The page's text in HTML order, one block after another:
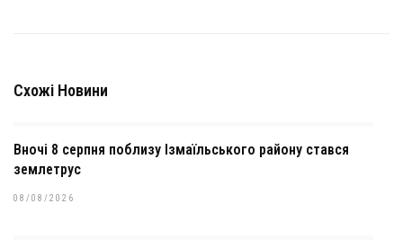
Схожі Новини
Вночі 8 серпня поблизу Ізмаїльського району стався
землетрус
08/08/2026